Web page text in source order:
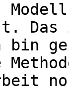
bin